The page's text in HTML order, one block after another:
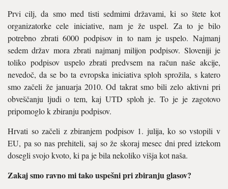
Prvi cilj, da smo med tisti sedmimi državami, ki so štete kot
organizatorke cele iniciative, nam je že uspel. Za to je bilo
potrebno zbrati 6000 podpisov in to nam je uspelo. Najmanj
sedem držav mora zbrati najmanj milijon podpisov. Sloveniji je
toliko podpisov uspelo zbrati predvsem na račun naše akcije,
nevedoč, da se bo ta evropska iniciativa sploh sprožila, s katero
smo začeli že januarja 2010. Od takrat smo bili zelo aktivni pri
obveščanju ljudi o tem, kaj UTD sploh je. To je je zagotovo
pripomoglo k zbiranju podpisov.
Hrvati so začeli z zbiranjem podpisov 1. julija, ko so vstopili v
EU, pa so nas prehiteli, saj so že skoraj mesec dni pred iztekom
dosegli svojo kvoto, ki pa je bila nekoliko višja kot naša.
Zakaj smo ravno mi tako uspešni pri zbiranju glasov?